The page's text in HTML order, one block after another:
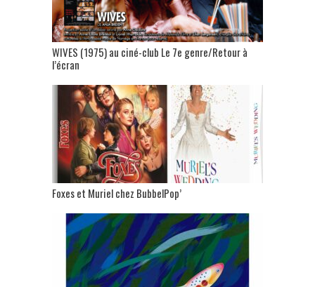
WIVES (1975) au ciné-club Le 7e genre/Retour à
l’écran
Foxes et Muriel chez BubbelPop’